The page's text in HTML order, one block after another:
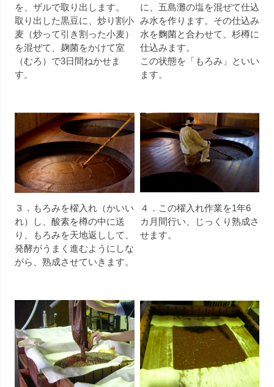
を、ザルで取り出します。
取り出した黒豆に、炒り割小
麦（炒って引き割った小麦）
を混ぜて、麹菌をかけて室
（むろ）で3日間ねかせま
す。
に、五島灘の塩を混ぜて仕込
み水を作ります。その仕込み
水を麴菌と合わせて、杉樽に
仕込みます。
この状態を「もろみ」といい
ます。
３．もろみを櫂入れ（かいい
れ）し、酸素を樽の中に送
り、もろみを天地返しして、
発酵がうまく進むようにしな
がら、熟成させていきます。
４．この櫂入れ作業を1年6
カ月間行い、じっくり熟成さ
せます。